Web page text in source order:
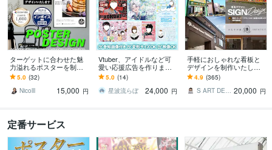
ターゲットに合わせた魅
力溢れるポスターを制作
します ニーズに合わせ
た、パーソナライズされ
たデザインを提供しま
5.0 (32)
Nicolll
15,000 円
Vtuber、アイドルなど可
愛い応援広告を作ります
SNSの告知画像付き！一
緒に記念日を盛り上げま
しょう！
5.0 (14)
星波流らぼ
24,000 円
手軽におしゃれな看板と
デザインを制作いたしま
す 看板・ウィンドウサイ
ンをご提案致します（デ
ザインのみも可能）
4.9 (365)
S ART DESIGN 20,000 円
定番サービス